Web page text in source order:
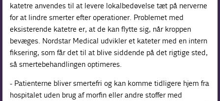
katetre anvendes til at levere lokalbedøvelse tæt på nerverne
for at lindre smerter efter operationer. Problemet med
eksisterende katetre er, at de kan flytte sig, når kroppen
bevæges. Nordstar Medical udvikler et kateter med en intern
fiksering, som får det til at blive siddende på det rigtige sted,
så smertebehandlingen optimeres.
- Patienterne bliver smertefri og kan komme tidligere hjem fra
hospitalet uden brug af morfin eller andre stoffer med